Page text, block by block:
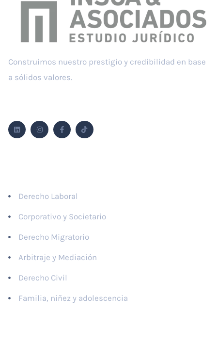
Construimos nuestro prestigio y credibilidad en base
a sólidos valores.
Derecho Laboral
Corporativo y Societario
Derecho Migratorio
Arbitraje y Mediación
Derecho Civil
Familia, niñez y adolescencia